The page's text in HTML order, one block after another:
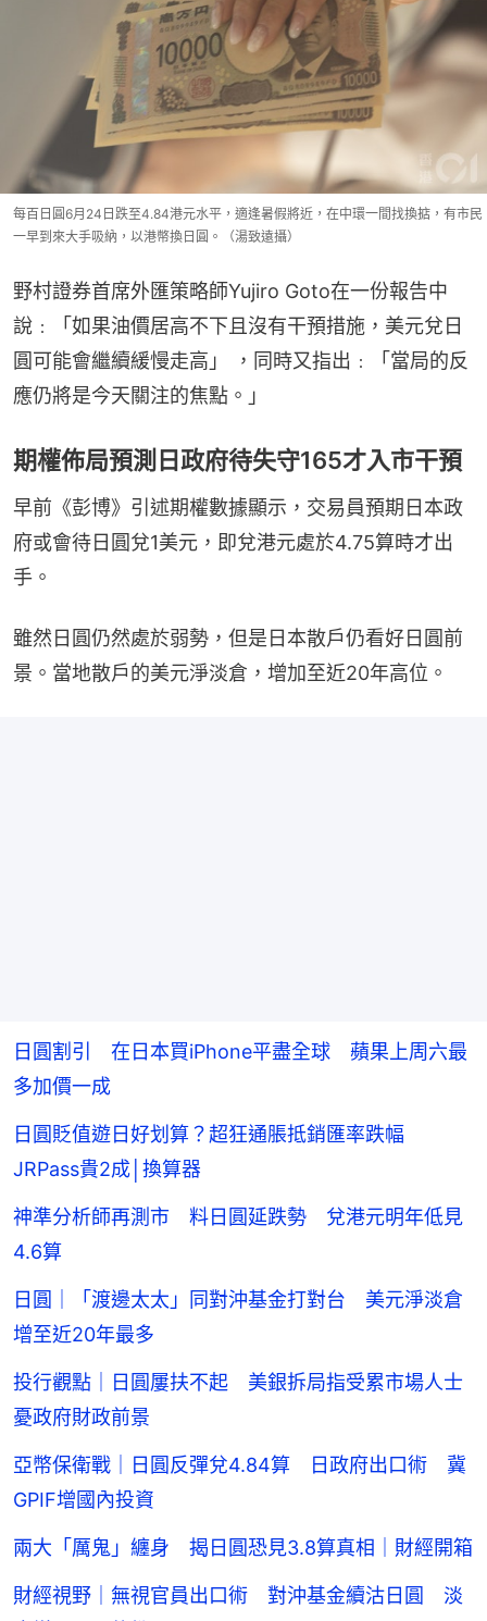
每百日圓6月24日跌至4.84港元水平，適逢暑假將近，在中環一間找換掂，有市民
一早到來大手吸納，以港幣換日圓。（湯致遠攝）
野村證券首席外匯策略師Yujiro Goto在一份報告中
說﹕「如果油價居高不下且沒有干預措施，美元兌日
圓可能會繼續緩慢走高」 ，同時又指出﹕「當局的反
應仍將是今天關注的焦點。」
期權佈局預測日政府待失守165才入市干預
早前《彭博》引述期權數據顯示，交易員預期日本政
府或會待日圓兌1美元，即兌港元處於4.75算時才出
手。
雖然日圓仍然處於弱勢，但是日本散戶仍看好日圓前
景。當地散戶的美元淨淡倉，增加至近20年高位。
日圓割引 在日本買iPhone平盡全球 蘋果上周六最
多加價一成
日圓貶值遊日好划算？超狂通脹抵銷匯率跌幅
JRPass貴2成│換算器
神準分析師再測市 料日圓延跌勢 兌港元明年低見
4.6算
日圓｜「渡邊太太」同對沖基金打對台 美元淨淡倉
增至近20年最多
投行觀點｜日圓屢扶不起 美銀拆局指受累市場人士
憂政府財政前景
亞幣保衛戰｜日圓反彈兌4.84算 日政府出口術 冀
GPIF增國內投資
兩大「厲鬼」纏身 揭日圓恐見3.8算真相｜財經開箱
財經視野｜無視官員出口術 對沖基金續沽日圓 淡